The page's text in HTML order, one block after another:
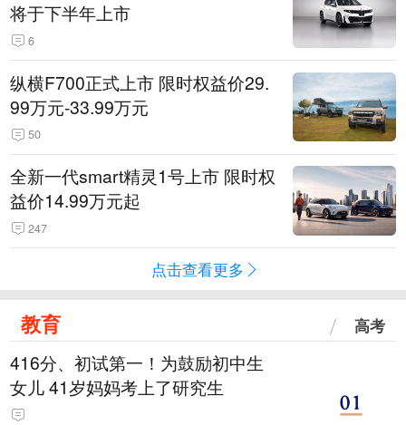
将于下半年上市
6
纵横F700正式上市 限时权益价29.
99万元-33.99万元
50
全新一代smart精灵1号上市 限时权
益价14.99万元起
247
点击查看更多
教育 高考
416分、初试第一！为鼓励初中生
女儿 41岁妈妈考上了研究生